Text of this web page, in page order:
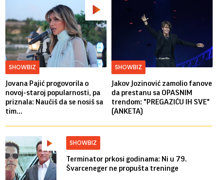
SHOWBIZ
Jovana Pajić progovorila o
novoj-staroj popularnosti, pa
priznala: Naučiš da se nosiš sa
tim...
SHOWBIZ
Jakov Jozinović zamolio fanove
da prestanu sa OPASNIM
trendom: "PREGAZIĆU IH SVE"
(ANKETA)
SHOWBIZ
Terminator prkosi godinama: Ni u 79.
Švarceneger ne propušta treninge